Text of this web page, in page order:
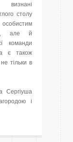
визнані
столу
але й
команди
є також
тільки в
Сергіуша
і